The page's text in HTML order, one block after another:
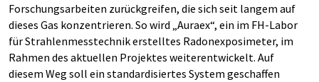
Forschungsarbeiten zurückgreifen, die sich seit langem auf
dieses Gas konzentrieren. So wird „Auraex“, ein im FH-Labor
für Strahlenmesstechnik erstelltes Radonexposimeter, im
Rahmen des aktuellen Projektes weiterentwickelt. Auf
diesem Weg soll ein standardisiertes System geschaffen